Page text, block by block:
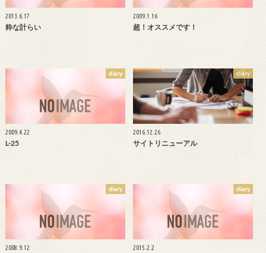
2013.6.17
粋な計らい
2009.1.16
超！オススメです！
diary
2009.4.22
L-25
diary
2016.12.26
サイトリニューアル
diary
2008.9.12
diary
2015.2.2